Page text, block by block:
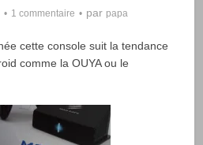
1 commentaire par papa
cette console suit la tendance
comme la OUYA ou le